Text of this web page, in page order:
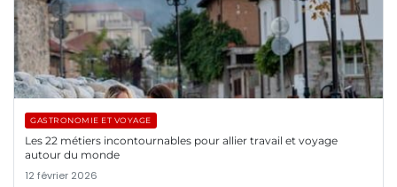
GASTRONOMIE ET VOYAGE
Les 22 métiers incontournables pour allier travail et voyage
autour du monde
12 février 2026